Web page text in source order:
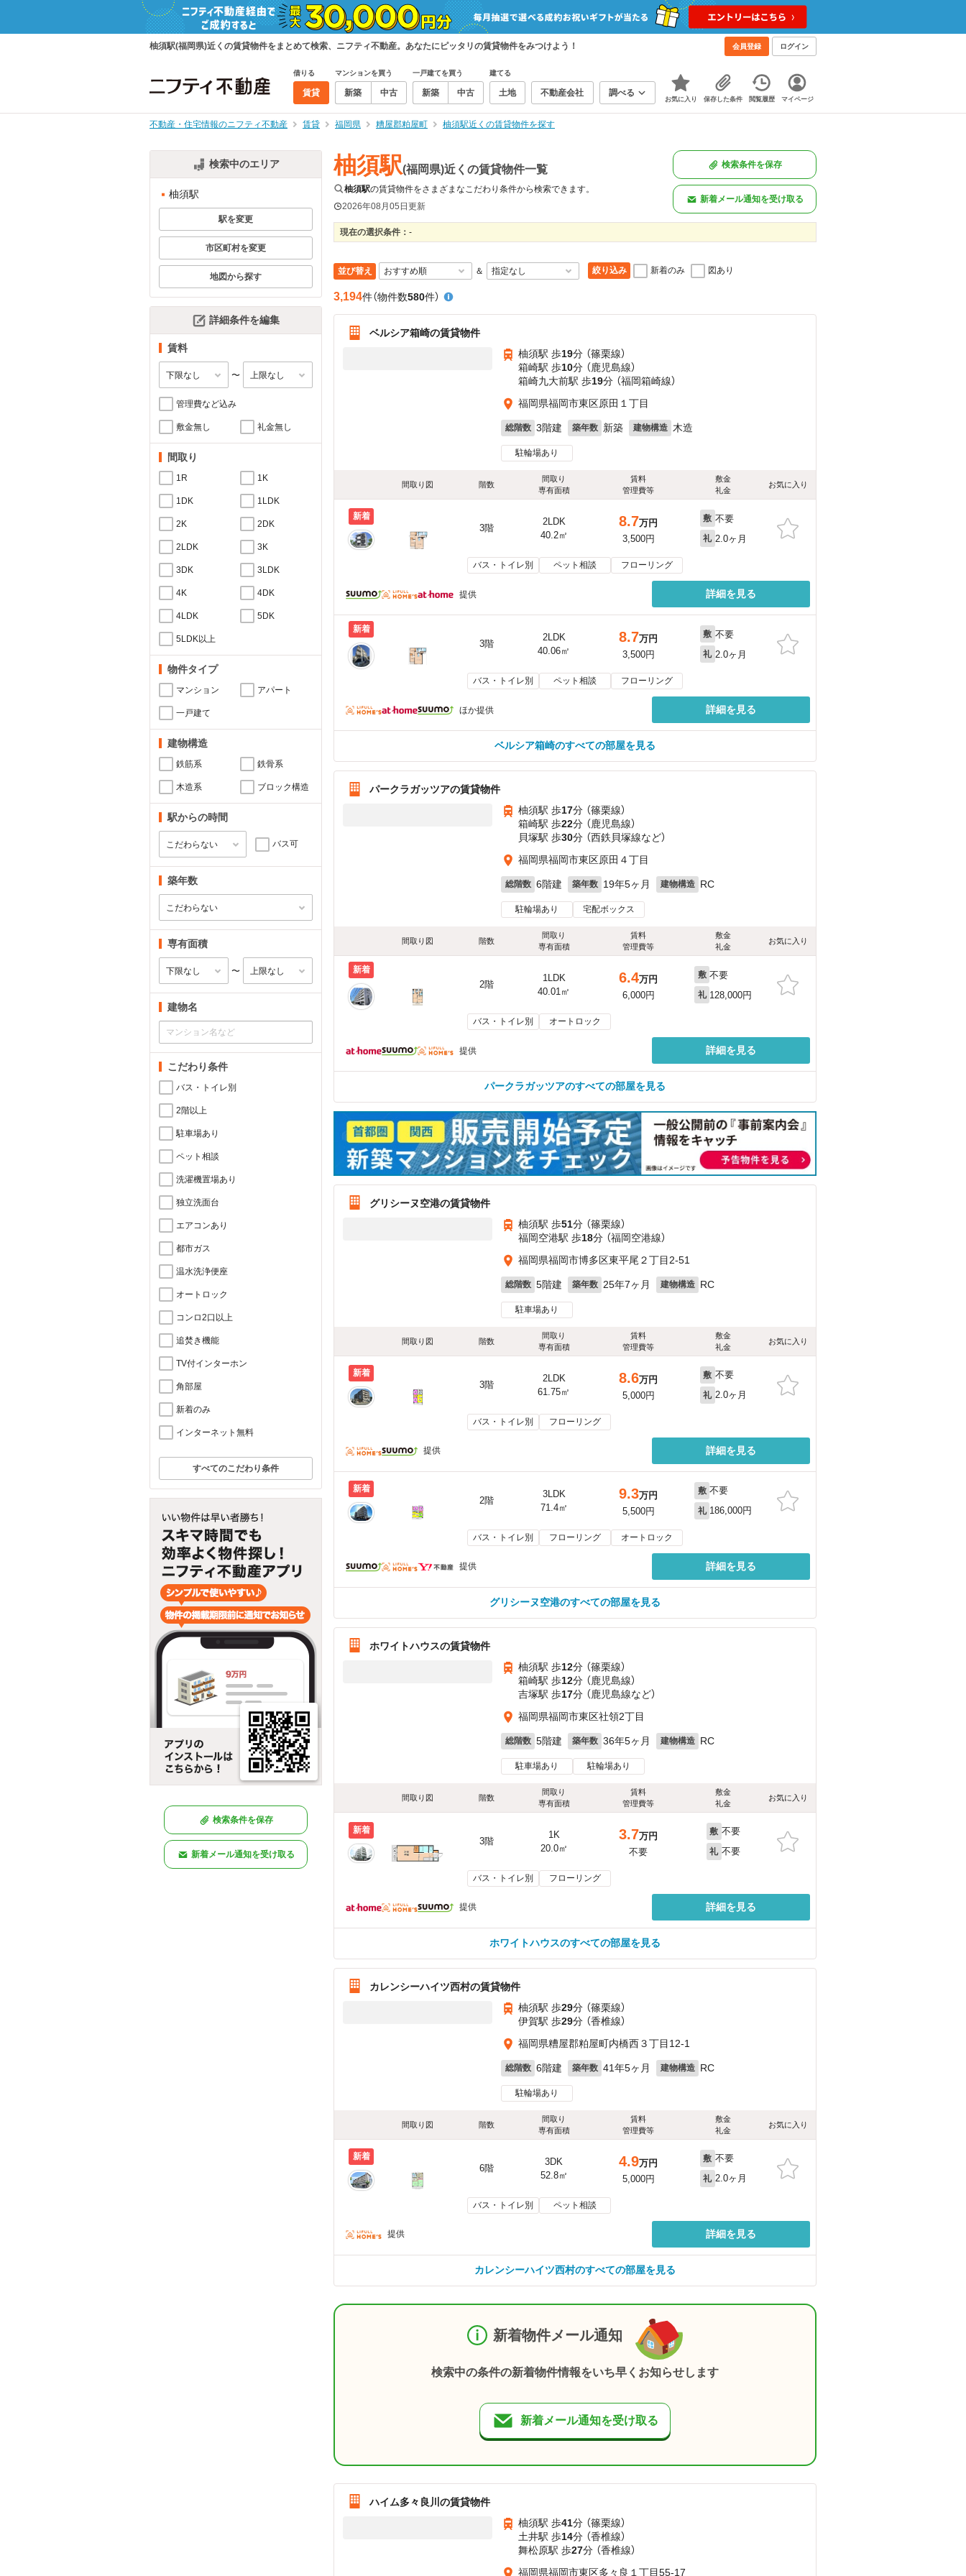
柚須駅(福岡県)近くの賃貸物件をまとめて検索、ニフティ不動産。あなたにピッタリの賃貸物件をみつけよう！ 会員登録 ログイン
借りる
賃貸
マンションを買う
新築 中古
一戸建てを買う
新築 中古
建てる
土地 不動産会社 調べる
お気に入り 保存した条件 閲覧履歴 マイページ
不動産・住宅情報のニフティ不動産 賃貸 福岡県 糟屋郡粕屋町 柚須駅近くの賃貸物件を探す
検索中のエリア
柚須駅
駅を変更
市区町村を変更
地図から探す
詳細条件を編集
賃料
〜
管理費など込み
敷金無し 礼金無し
間取り
1R 1K
1DK 1LDK
2K 2DK
2LDK 3K
3DK 3LDK
4K 4DK
4LDK 5DK
5LDK以上
物件タイプ
マンション アパート
一戸建て
建物構造
鉄筋系 鉄骨系
木造系 ブロック構造
駅からの時間
バス可
築年数
専有面積
〜
建物名
こだわり条件
バス・トイレ別
2階以上
駐車場あり
ペット相談
洗濯機置場あり
独立洗面台
エアコンあり
都市ガス
温水洗浄便座
オートロック
コンロ2口以上
追焚き機能
TV付インターホン
角部屋
新着のみ
インターネット無料
すべてのこだわり条件
検索条件を保存
新着メール通知を受け取る
柚須駅(福岡県)近くの賃貸物件一覧
柚須駅の賃貸物件をさまざまなこだわり条件から検索できます。
2026年08月05日更新
検索条件を保存
新着メール通知を受け取る
現在の選択条件： -
並び替え ＆ 絞り込み 新着のみ 図あり
3,194件（物件数580件）
ベルシア箱崎の賃貸物件
柚須駅 歩19分 （篠栗線）
箱崎駅 歩10分 （鹿児島線）
箱崎九大前駅 歩19分 （福岡箱崎線）
福岡県福岡市東区原田１丁目
総階数 3階建 築年数 新築 建物構造 木造
駐輪場あり
間取り図 階数
間取り
専有面積
賃料
管理費等
敷金
礼金
お気に入り
新着
3階
2LDK
40.2㎡
8.7万円
3,500円
敷 不要
礼 2.0ヶ月
バス・トイレ別 ペット相談 フローリング
提供 詳細を見る
新着
3階
2LDK
40.06㎡
8.7万円
3,500円
敷 不要
礼 2.0ヶ月
バス・トイレ別 ペット相談 フローリング
ほか提供 詳細を見る
ベルシア箱崎のすべての部屋を見る
パークラガッツアの賃貸物件
柚須駅 歩17分 （篠栗線）
箱崎駅 歩22分 （鹿児島線）
貝塚駅 歩30分 （西鉄貝塚線など）
福岡県福岡市東区原田４丁目
総階数 6階建 築年数 19年5ヶ月 建物構造 RC
駐輪場あり 宅配ボックス
間取り図 階数
間取り
専有面積
賃料
管理費等
敷金
礼金
お気に入り
新着
2階
1LDK
40.01㎡
6.4万円
6,000円
敷 不要
礼 128,000円
バス・トイレ別 オートロック
提供 詳細を見る
パークラガッツアのすべての部屋を見る
グリシーヌ空港の賃貸物件
柚須駅 歩51分 （篠栗線）
福岡空港駅 歩18分 （福岡空港線）
福岡県福岡市博多区東平尾２丁目2-51
総階数 5階建 築年数 25年7ヶ月 建物構造 RC
駐車場あり
間取り図 階数
間取り
専有面積
賃料
管理費等
敷金
礼金
お気に入り
新着
3階
2LDK
61.75㎡
8.6万円
5,000円
敷 不要
礼 2.0ヶ月
バス・トイレ別 フローリング
提供 詳細を見る
新着
2階
3LDK
71.4㎡
9.3万円
5,500円
敷 不要
礼 186,000円
バス・トイレ別 フローリング オートロック
提供 詳細を見る
グリシーヌ空港のすべての部屋を見る
ホワイトハウスの賃貸物件
柚須駅 歩12分 （篠栗線）
箱崎駅 歩12分 （鹿児島線）
吉塚駅 歩17分 （鹿児島線など）
福岡県福岡市東区社領2丁目
総階数 5階建 築年数 36年5ヶ月 建物構造 RC
駐車場あり 駐輪場あり
間取り図 階数
間取り
専有面積
賃料
管理費等
敷金
礼金
お気に入り
新着
3階
1K
20.0㎡
3.7万円
不要
敷 不要
礼 不要
バス・トイレ別 フローリング
提供 詳細を見る
ホワイトハウスのすべての部屋を見る
カレンシーハイツ西村の賃貸物件
柚須駅 歩29分 （篠栗線）
伊賀駅 歩29分 （香椎線）
福岡県糟屋郡粕屋町内橋西３丁目12-1
総階数 6階建 築年数 41年5ヶ月 建物構造 RC
駐輪場あり
間取り図 階数
間取り
専有面積
賃料
管理費等
敷金
礼金
お気に入り
新着
6階
3DK
52.8㎡
4.9万円
5,000円
敷 不要
礼 2.0ヶ月
バス・トイレ別 ペット相談
提供 詳細を見る
カレンシーハイツ西村のすべての部屋を見る
新着物件メール通知
検索中の条件の新着物件情報をいち早くお知らせします
新着メール通知を受け取る
ハイム多々良川の賃貸物件
柚須駅 歩41分 （篠栗線）
土井駅 歩14分 （香椎線）
舞松原駅 歩27分 （香椎線）
福岡県福岡市東区多々良１丁目55-17